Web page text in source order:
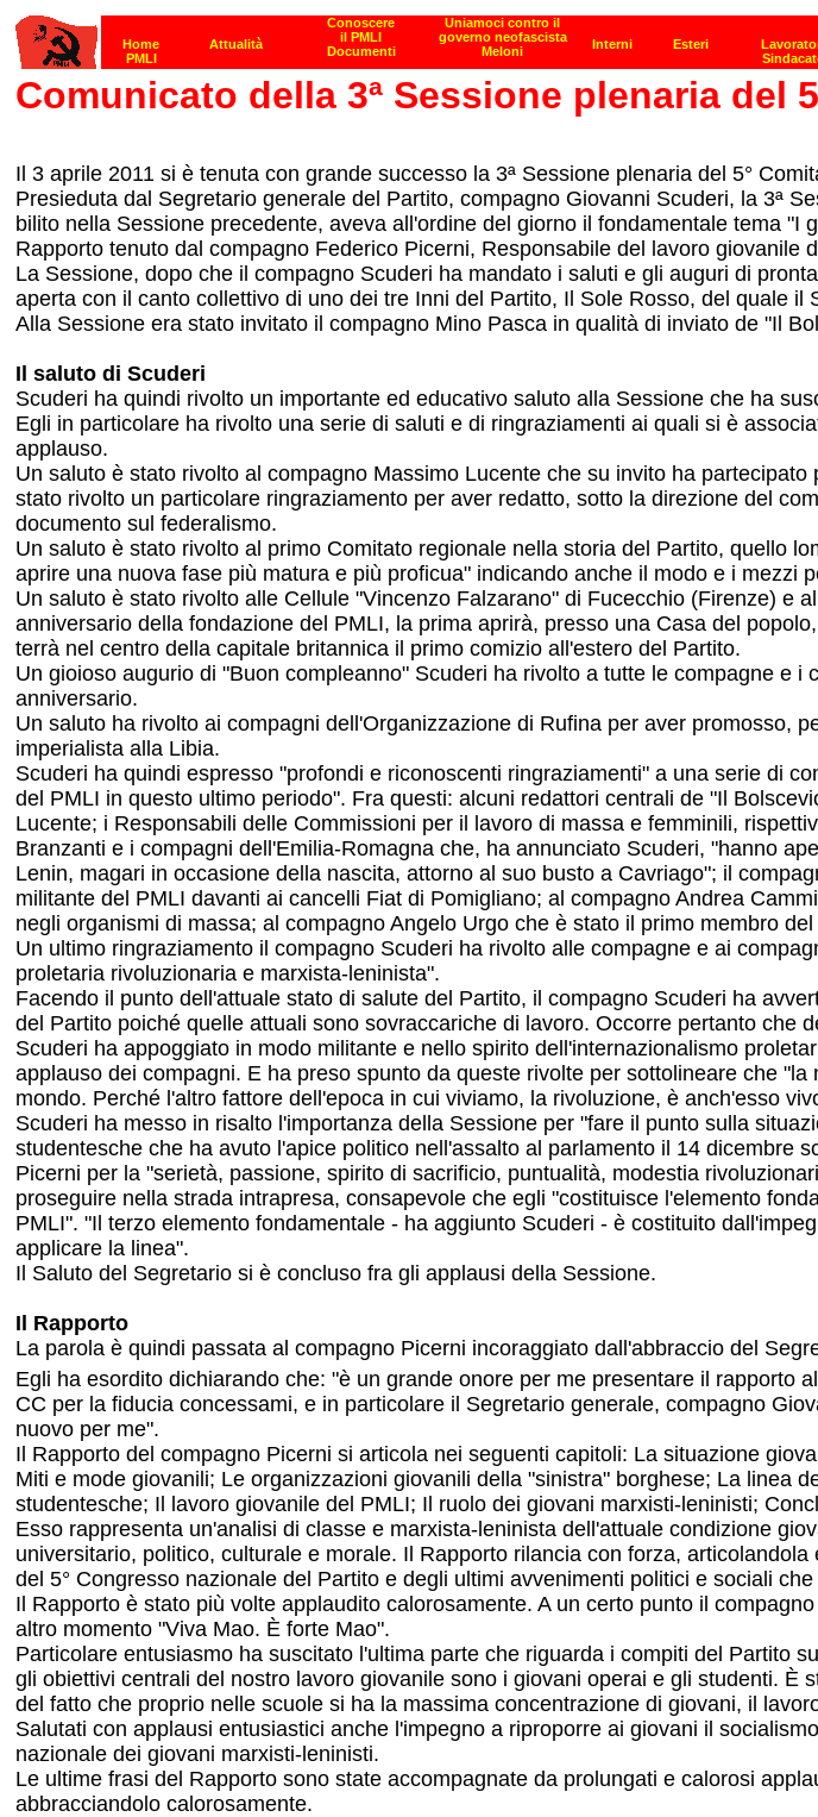
Comunicato della 3ª Sessione plenaria del
Il 3 aprile 2011 si è tenuta con grande successo la 3ª Sessione plenaria del 5°
Presieduta dal Segretario generale del Partito, compagno Giovanni Scuderi, la 3ª
bilito nella Sessione precedente, aveva all'ordine del giorno il fondamentale tema
Rapporto tenuto dal compagno Federico Picerni, Responsabile del lavoro giovanile
La Sessione, dopo che il compagno Scuderi ha mandato i saluti e gli auguri di
aperta con il canto collettivo di uno dei tre Inni del Partito, Il Sole Rosso, del quale
Alla Sessione era stato invitato il compagno Mino Pasca in qualità di inviato de "Il
Il saluto di Scuderi
Scuderi ha quindi rivolto un importante ed educativo saluto alla Sessione che ha
Egli in particolare ha rivolto una serie di saluti e di ringraziamenti ai quali si è
applauso.
Un saluto è stato rivolto al compagno Massimo Lucente che su invito ha
stato rivolto un particolare ringraziamento per aver redatto, sotto la direzione del
documento sul federalismo.
Un saluto è stato rivolto al primo Comitato regionale nella storia del Partito, quello
aprire una nuova fase più matura e più proficua" indicando anche il modo e i mezzi
Un saluto è stato rivolto alle Cellule "Vincenzo Falzarano" di Fucecchio (Firenze) e
anniversario della fondazione del PMLI, la prima aprirà, presso una Casa del
terrà nel centro della capitale britannica il primo comizio all'estero del Partito.
Un gioioso augurio di "Buon compleanno" Scuderi ha rivolto a tutte le compagne e
anniversario.
Un saluto ha rivolto ai compagni dell'Organizzazione di Rufina per aver promosso,
imperialista alla Libia.
Scuderi ha quindi espresso "profondi e riconoscenti ringraziamenti" a una serie di
del PMLI in questo ultimo periodo". Fra questi: alcuni redattori centrali de "Il
Lucente; i Responsabili delle Commissioni per il lavoro di massa e femminili,
Branzanti e i compagni dell'Emilia-Romagna che, ha annunciato Scuderi, "hanno
Lenin, magari in occasione della nascita, attorno al suo busto a Cavriago"; il
militante del PMLI davanti ai cancelli Fiat di Pomigliano; al compagno Andrea
negli organismi di massa; al compagno Angelo Urgo che è stato il primo membro
Un ultimo ringraziamento il compagno Scuderi ha rivolto alle compagne e ai
proletaria rivoluzionaria e marxista-leninista".
Facendo il punto dell'attuale stato di salute del Partito, il compagno Scuderi ha
del Partito poiché quelle attuali sono sovraccariche di lavoro. Occorre pertanto che
Scuderi ha appoggiato in modo militante e nello spirito dell'internazionalismo
applauso dei compagni. E ha preso spunto da queste rivolte per sottolineare che
mondo. Perché l'altro fattore dell'epoca in cui viviamo, la rivoluzione, è anch'esso
Scuderi ha messo in risalto l'importanza della Sessione per "fare il punto sulla
studentesche che ha avuto l'apice politico nell'assalto al parlamento il 14 dicembre
Picerni per la "serietà, passione, spirito di sacrificio, puntualità, modestia
proseguire nella strada intrapresa, consapevole che egli "costituisce l'elemento
PMLI". "Il terzo elemento fondamentale - ha aggiunto Scuderi - è costituito
applicare la linea".
Il Saluto del Segretario si è concluso fra gli applausi della Sessione.
Il Rapporto
La parola è quindi passata al compagno Picerni incoraggiato dall'abbraccio del
Egli ha esordito dichiarando che: "è un grande onore per me presentare il rapporto
CC per la fiducia concessami, e in particolare il Segretario generale, compagno
nuovo per me".
Il Rapporto del compagno Picerni si articola nei seguenti capitoli: La situazione
Miti e mode giovanili; Le organizzazioni giovanili della "sinistra" borghese; La linea
studentesche; Il lavoro giovanile del PMLI; Il ruolo dei giovani marxisti-leninisti;
Esso rappresenta un'analisi di classe e marxista-leninista dell'attuale condizione
universitario, politico, culturale e morale. Il Rapporto rilancia con forza,
del 5° Congresso nazionale del Partito e degli ultimi avvenimenti politici e sociali
Il Rapporto è stato più volte applaudito calorosamente. A un certo punto il
altro momento "Viva Mao. È forte Mao".
Particolare entusiasmo ha suscitato l'ultima parte che riguarda i compiti del Partito
gli obiettivi centrali del nostro lavoro giovanile sono i giovani operai e gli studenti.
del fatto che proprio nelle scuole si ha la massima concentrazione di giovani, il
Salutati con applausi entusiastici anche l'impegno a riproporre ai giovani il
nazionale dei giovani marxisti-leninisti.
Le ultime frasi del Rapporto sono state accompagnate da prolungati e calorosi
abbracciandolo calorosamente.